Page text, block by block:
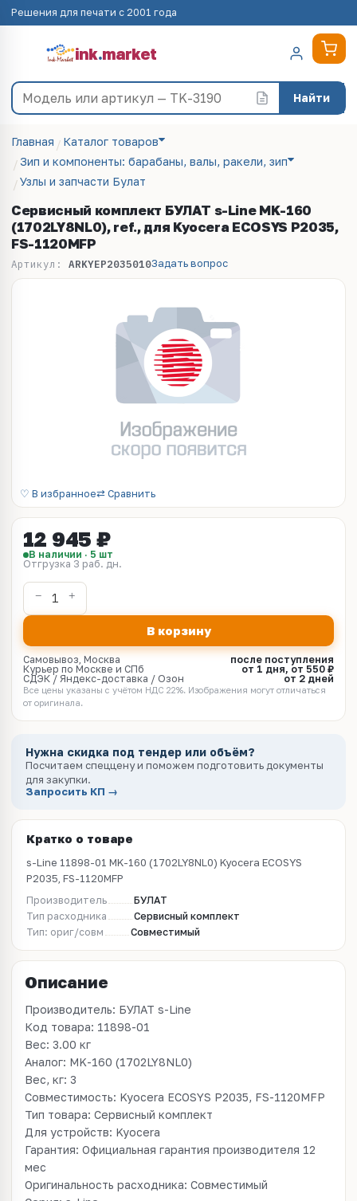
Решения для печати с 2001 года
ink.market
Найти
Главная
Каталог товаров
Зип и компоненты: барабаны, валы, ракели, зип
Узлы и запчасти Булат
Сервисный комплект БУЛАТ s-Line MK-160
(1702LY8NL0), ref., для Kyocera ECOSYS P2035,
FS-1120MFP
Артикул: ARKYEP2035010Задать вопрос
♡ В избранное⇄ Сравнить
12 945 ₽
В наличии · 5 шт
Отгрузка 3 раб. дн.
В корзину
Самовывоз, Москва
после поступления
Курьер по Москве и СПб
от 1 дня, от 550 ₽
СДЭК / Яндекс-доставка / Озон
от 2 дней
Все цены указаны с учётом НДС 22%. Изображения могут отличаться
от оригинала.
Нужна скидка под тендер или объём?
Посчитаем спеццену и поможем подготовить документы
для закупки.
Запросить КП →
Кратко о товаре
s-Line 11898-01 MK-160 (1702LY8NL0) Kyocera ECOSYS
P2035, FS-1120MFP
Производитель
БУЛАТ
Тип расходника
Сервисный комплект
Тип: ориг/совм
Совместимый
Описание
Производитель: БУЛАТ s-Line
Код товара: 11898-01
Вес: 3.00 кг
Аналог: MK-160 (1702LY8NL0)
Вес, кг: 3
Совместимость: Kyocera ECOSYS P2035, FS-1120MFP
Тип товара: Сервисный комплект
Для устройств: Kyocera
Гарантия: Официальная гарантия производителя 12
мес
Оригинальность расходника: Совместимый